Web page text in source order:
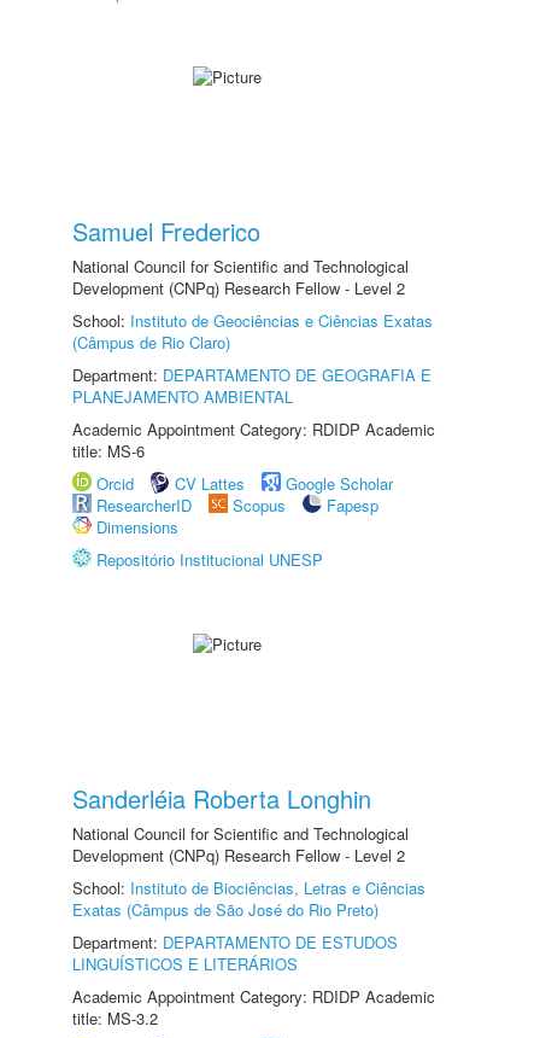
Samuel Frederico
National Council for Scientific and Technological
Development (CNPq) Research Fellow - Level 2
School: Instituto de Geociências e Ciências Exatas
(Câmpus de Rio Claro)
Department: DEPARTAMENTO DE GEOGRAFIA E
PLANEJAMENTO AMBIENTAL
Academic Appointment Category: RDIDP Academic
title: MS-6
Orcid
CV Lattes
Google Scholar
ResearcherID
Scopus
Fapesp
Dimensions
Repositório Institucional UNESP
Sanderléia Roberta Longhin
National Council for Scientific and Technological
Development (CNPq) Research Fellow - Level 2
School: Instituto de Biociências, Letras e Ciências
Exatas (Câmpus de São José do Rio Preto)
Department: DEPARTAMENTO DE ESTUDOS
LINGUÍSTICOS E LITERÁRIOS
Academic Appointment Category: RDIDP Academic
title: MS-3.2